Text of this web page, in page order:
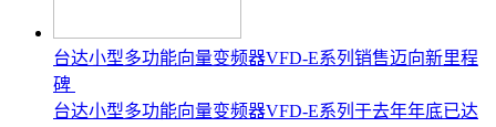
台达小型多功能向量变频器VFD-E系列销售迈向新里程
碑
台达小型多功能向量变频器VFD-E系列于去年年底已达